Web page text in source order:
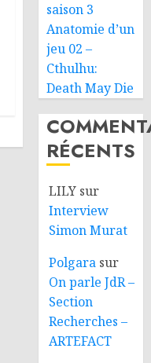
saison 3
Anatomie d’un
jeu 02 –
Cthulhu:
Death May Die
RÉCENTS
LILY sur
Interview
Simon Murat
Polgara sur
On parle JdR –
Section
Recherches –
ARTEFACT